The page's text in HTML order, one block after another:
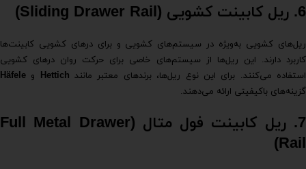
6. ریل کابینت کشویی (Sliding Drawer Rail)
ریل‌های کشویی به‌ویژه در سیستم‌های کشویی و برای درهای کشویی کابینت‌ها
کاربرد دارند. این ریل‌ها از سیستم‌های خاصی برای حرکت روان درهای کشویی
استفاده می‌کنند. برای این نوع ریل‌ها، برندهای معتبر مانند Hettich و Häfele
گزینه‌های باکیفیتی ارائه می‌دهند.
7. ریل کابینت فول متال (Full Metal Drawer
Rail)